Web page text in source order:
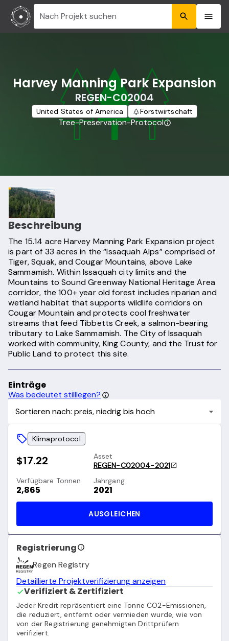
Harvey Manning Park Expansion
REGEN-C02004
United States of America Forstwirtschaft
Tree-Preservation-Protocol
Beschreibung
The 15.14 acre Harvey Manning Park Expansion project
is part of 33 acres in the “Issaquah Alps” comprised of
Tiger, Squak, and Cougar Mountains, above Lake
Sammamish. Within Issaquah city limits and the
Mountains to Sound Greenway National Heritage Area
corridor, the 100+ year old forest includes riparian and
wetland habitat that supports wildlife corridors on
Cougar Mountain and protects cool freshwater
streams that feed Tibbetts Creek, a salmon-bearing
tributary to Lake Sammamish. The City of Issaquah
worked with community, King County, and the Trust for
Public Land to protect this site.
Einträge
Was bedeutet stilllegen?
Sortieren nach: preis, niedrig bis hoch
Klimaprotocol
$17.22
Asset
REGEN-C02004-2021
Verfügbare Tonnen
2,865
Jahrgang
2021
AUSGLEICHEN
Registrierung
Regen Registry
Detaillierte Projektverifizierung anzeigen
Verifiziert & Zertifiziert
Jeder Kredit repräsentiert eine Tonne CO2-Emissionen,
die reduziert, entfernt oder vermieden wurde, wie von
von der Registrierung genehmigten Drittprüfern
verifiziert.